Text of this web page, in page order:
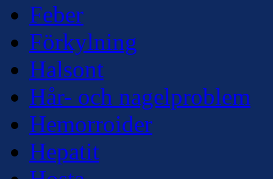
Feber
Förkylning
Halsont
Hår- och nagelproblem
Hemorroider
Hepatit